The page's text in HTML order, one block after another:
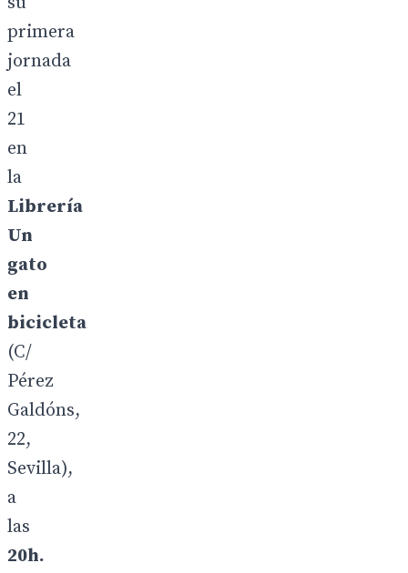
primera
jornada
el
21
en
la
Librería
Un
gato
en
bicicleta
(C/
Pérez
Galdóns,
22,
Sevilla),
a
las
20h.